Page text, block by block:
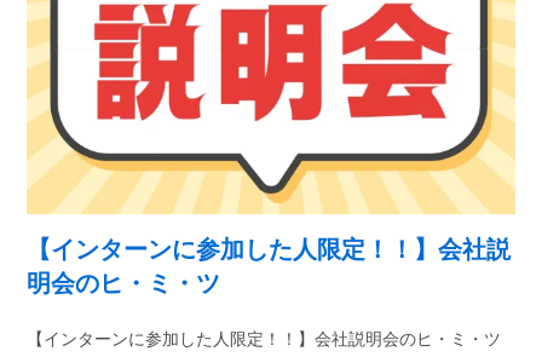
【インターンに参加した人限定！！】会社説
明会のヒ・ミ・ツ
【インターンに参加した人限定！！】会社説明会のヒ・ミ・ツ